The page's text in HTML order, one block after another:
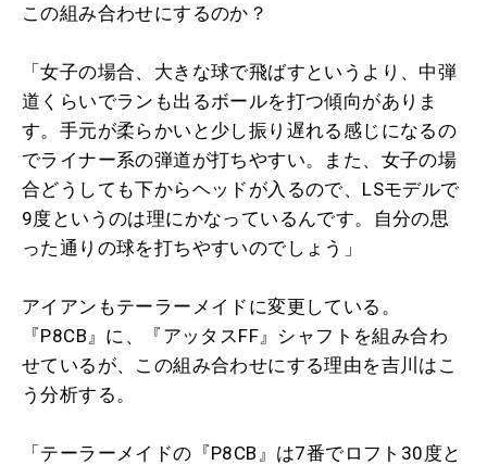
この組み合わせにするのか？
「女子の場合、大きな球で飛ばすというより、中弾
道くらいでランも出るボールを打つ傾向がありま
す。手元が柔らかいと少し振り遅れる感じになるの
でライナー系の弾道が打ちやすい。また、女子の場
合どうしても下からヘッドが入るので、LSモデルで
9度というのは理にかなっているんです。自分の思
った通りの球を打ちやすいのでしょう」
アイアンもテーラーメイドに変更している。
『P8CB』に、『アッタスFF』シャフトを組み合わ
せているが、この組み合わせにする理由を吉川はこ
う分析する。
「テーラーメイドの『P8CB』は7番でロフト30度と